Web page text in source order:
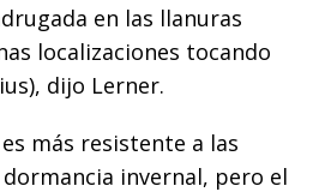
en las llanuras
localizaciones tocando
dijo Lerner.
más resistente a las
invernal, pero el